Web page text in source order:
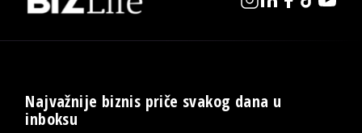
Najvažnije biznis priče svakog dana u
inboksu